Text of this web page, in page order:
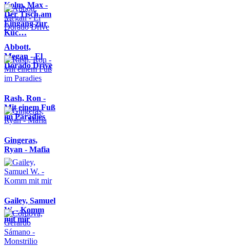
Kolm, Max -
Der Tisch am
Eingang zur
Küc…
Abbott,
Megan - El
Dorado Drive
Rash, Ron -
Mit einem Fuß
im Paradies
Gingeras,
Ryan - Mafia
Gailey, Samuel
W. - Komm
mit mir